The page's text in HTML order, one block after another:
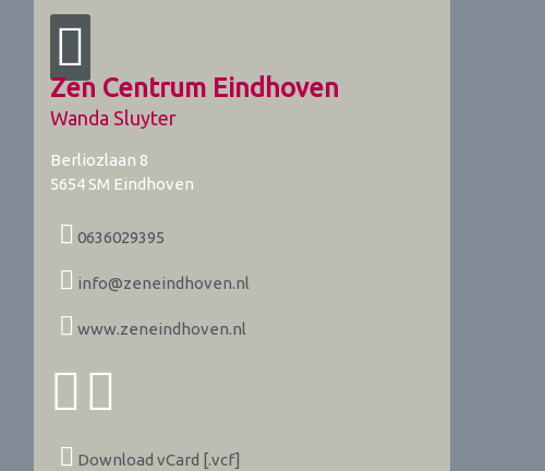
Zen Centrum Eindhoven
Wanda Sluyter
Berliozlaan 8
5654 SM Eindhoven
0636029395
info@zeneindhoven.nl
www.zeneindhoven.nl
Download vCard [.vcf]